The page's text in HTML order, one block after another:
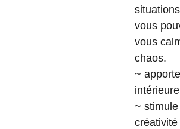
vous
vous
chaos.
~
~